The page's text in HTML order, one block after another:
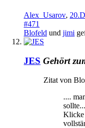
Alex_Usarov,
#471
Blofeld und jimi
JES Gehört
Zitat von
....
sollte...
Klicke